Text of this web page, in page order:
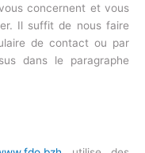
concernent et vous
Il suffit de nous faire
de contact ou par
dans le paragraphe